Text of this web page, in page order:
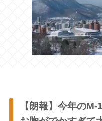
【朗報】今年の